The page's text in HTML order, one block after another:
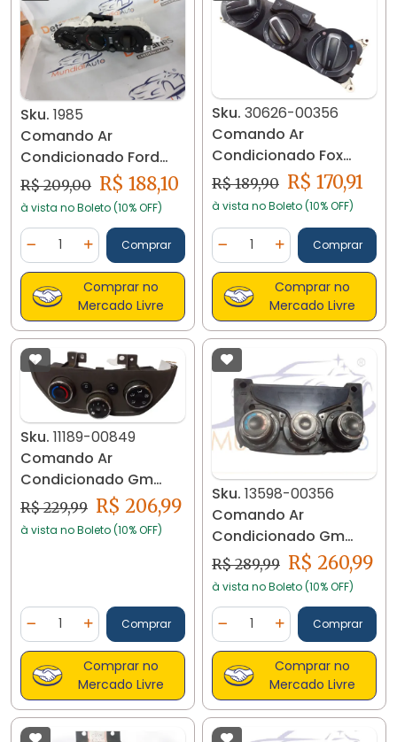
Sku. 1985
Comando Ar
Condicionado Ford
Focus 2012 Original -
1985
R$ 209,00 R$ 188,10
à vista no Boleto (10% OFF)
Diminuir Quantidade
Quantidade
Adicionar Quantidade
Comprar
Comprar no
Mercado Livre
Sku. 30626-00356
Comando Ar
Condicionado Fox
Cross Spacefox 2010...
30626
R$ 189,90 R$ 170,91
à vista no Boleto (10% OFF)
Diminuir Quantidade
Quantidade
AdicionarComprar
Comprar no
Mercado Livre
Sku. 11189-00849
Comando Ar
Condicionado Gm
Cobalt 94745780 11189
R$ 229,99 R$ 206,99
à vista no Boleto (10% OFF)
Diminuir Quantidade
Quantidade
Adicionar Quantidade
Comprar
Comprar no
Mercado Livre
Sku. 13598-00356
Comando Ar
Condicionado Gm
Montana Agile 13598
R$ 289,99 R$ 260,99
à vista no Boleto (10% OFF)
Diminuir Quantidade
Quantidade
AdicionarComprar
Comprar no
Mercado Livre